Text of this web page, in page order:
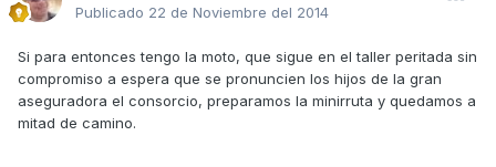
Publicado 22 de Noviembre del 2014
Si para entonces tengo la moto, que sigue en el taller peritada sin
compromiso a espera que se pronuncien los hijos de la gran
aseguradora el consorcio, preparamos la minirruta y quedamos a
mitad de camino.